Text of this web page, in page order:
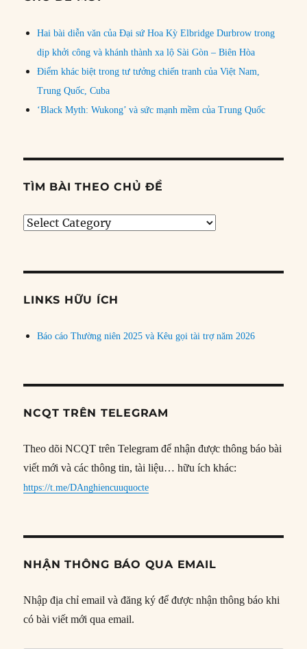
Hai bài diễn văn của Đại sứ Hoa Kỳ Elbridge Durbrow trong
dịp khởi công và khánh thành xa lộ Sài Gòn – Biên Hòa
Điểm khác biệt trong tư tưởng chiến tranh của Việt Nam,
Trung Quốc, Cuba
‘Black Myth: Wukong’ và sức mạnh mềm của Trung Quốc
TÌM BÀI THEO CHỦ ĐỀ
Tìm
đề
LINKS HỮU ÍCH
Báo cáo Thường niên 2025 và Kêu gọi tài trợ năm 2026
NCQT TRÊN TELEGRAM
Theo dõi NCQT trên Telegram để nhận được thông báo bài
viết mới và các thông tin, tài liệu… hữu ích khác:
https://t.me/DAnghiencuuquocte
NHẬN THÔNG BÁO QUA EMAIL
Nhập địa chỉ email và đăng ký để được nhận thông báo khi
có bài viết mới qua email.